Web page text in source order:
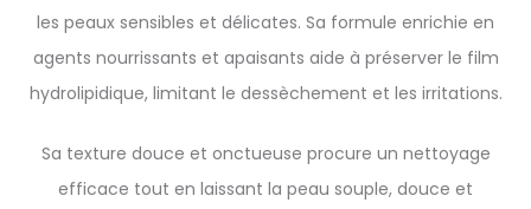
les peaux sensibles et délicates. Sa formule enrichie en
agents nourrissants et apaisants aide à préserver le film
hydrolipidique, limitant le dessèchement et les irritations.
Sa texture douce et onctueuse procure un nettoyage
efficace tout en laissant la peau souple, douce et